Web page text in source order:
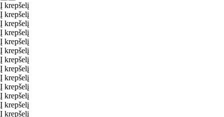
Į krepšelį
Į krepšelį
Į krepšelį
Į krepšelį
Į krepšelį
Į krepšelį
Į krepšelį
Į krepšelį
Į krepšelį
Į krepšelį
Į krepšelį
Į krepšelį
Į krepšelį